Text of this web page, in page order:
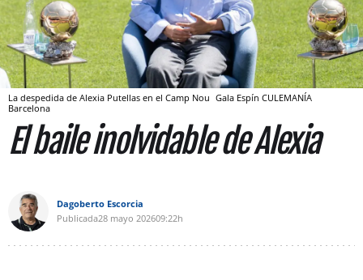
La despedida de Alexia Putellas en el Camp Nou Gala Espín CULEMANÍA
Barcelona
El baile inolvidable de Alexia
Dagoberto Escorcia
Publicada28 mayo 202609:22h